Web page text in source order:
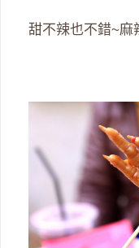
甜不辣也不錯~麻